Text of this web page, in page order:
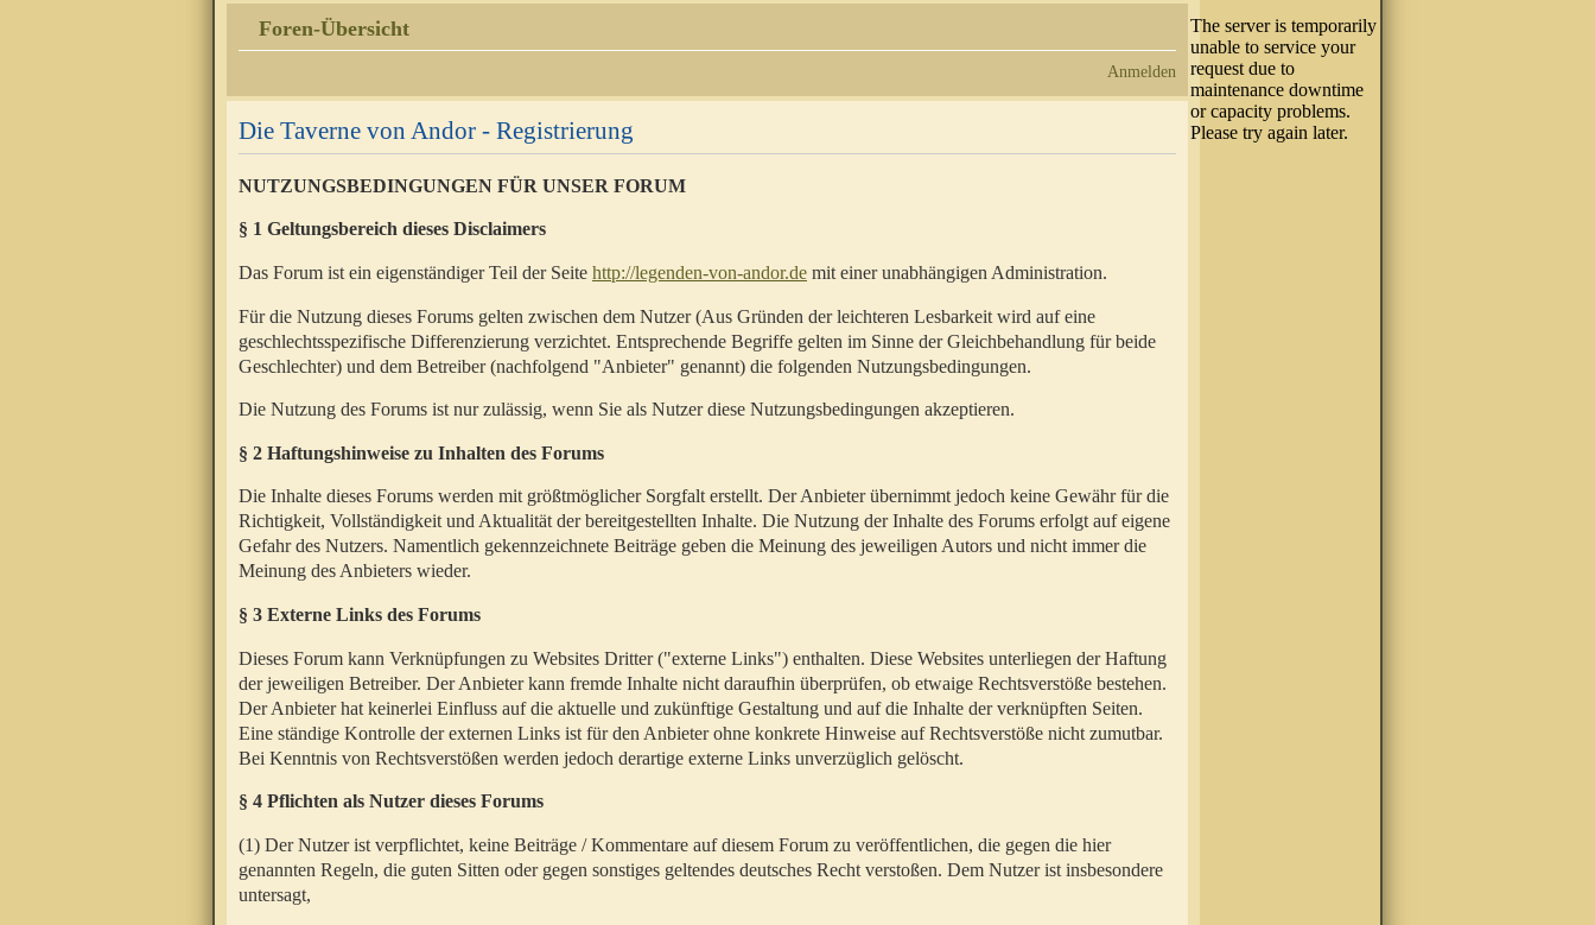
Foren-Übersicht
Anmelden
Die Taverne von Andor - Registrierung
NUTZUNGSBEDINGUNGEN FÜR UNSER FORUM
§ 1 Geltungsbereich dieses Disclaimers
Das Forum ist ein eigenständiger Teil der Seite http://legenden-von-andor.de mit einer unabhängigen Administration.
Für die Nutzung dieses Forums gelten zwischen dem Nutzer (Aus Gründen der leichteren Lesbarkeit wird auf eine
geschlechtsspezifische Differenzierung verzichtet. Entsprechende Begriffe gelten im Sinne der Gleichbehandlung für beide
Geschlechter) und dem Betreiber (nachfolgend "Anbieter" genannt) die folgenden Nutzungsbedingungen.
Die Nutzung des Forums ist nur zulässig, wenn Sie als Nutzer diese Nutzungsbedingungen akzeptieren.
§ 2 Haftungshinweise zu Inhalten des Forums
Die Inhalte dieses Forums werden mit größtmöglicher Sorgfalt erstellt. Der Anbieter übernimmt jedoch keine Gewähr für die
Richtigkeit, Vollständigkeit und Aktualität der bereitgestellten Inhalte. Die Nutzung der Inhalte des Forums erfolgt auf eigene
Gefahr des Nutzers. Namentlich gekennzeichnete Beiträge geben die Meinung des jeweiligen Autors und nicht immer die
Meinung des Anbieters wieder.
§ 3 Externe Links des Forums
Dieses Forum kann Verknüpfungen zu Websites Dritter ("externe Links") enthalten. Diese Websites unterliegen der Haftung
der jeweiligen Betreiber. Der Anbieter kann fremde Inhalte nicht daraufhin überprüfen, ob etwaige Rechtsverstöße bestehen.
Der Anbieter hat keinerlei Einfluss auf die aktuelle und zukünftige Gestaltung und auf die Inhalte der verknüpften Seiten.
Eine ständige Kontrolle der externen Links ist für den Anbieter ohne konkrete Hinweise auf Rechtsverstöße nicht zumutbar.
Bei Kenntnis von Rechtsverstößen werden jedoch derartige externe Links unverzüglich gelöscht.
§ 4 Pflichten als Nutzer dieses Forums
(1) Der Nutzer ist verpflichtet, keine Beiträge / Kommentare auf diesem Forum zu veröffentlichen, die gegen die hier
genannten Regeln, die guten Sitten oder gegen sonstiges geltendes deutsches Recht verstoßen. Dem Nutzer ist insbesondere
untersagt,